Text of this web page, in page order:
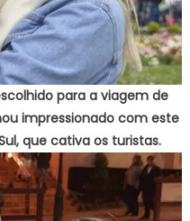
para a viagem de
impressionado com este
que cativa os turistas.